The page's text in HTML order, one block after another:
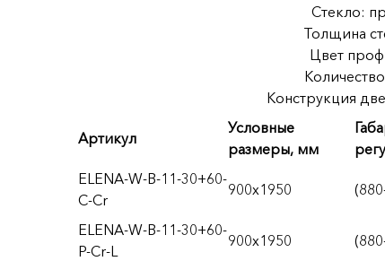
Стекло:
Толщина
Цвет
Конструкция
Артикул
Условные
размеры, мм
ELENA-W-B-11-30+60-
C-Cr
900x1950
ELENA-W-B-11-30+60-
P-Cr-L
900x1950